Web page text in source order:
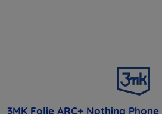
3MK Folie ARC+ Nothing